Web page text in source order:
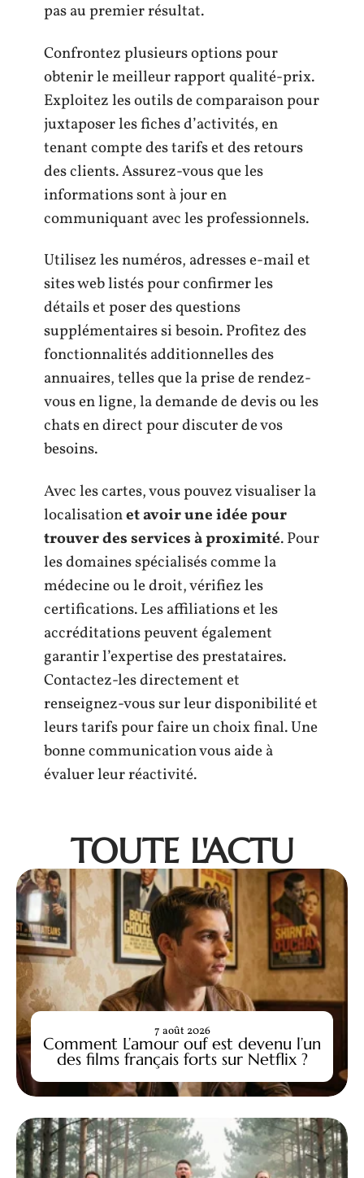
pas au premier résultat.
Confrontez plusieurs options pour
obtenir le meilleur rapport qualité-prix.
Exploitez les outils de comparaison pour
juxtaposer les fiches d’activités, en
tenant compte des tarifs et des retours
des clients. Assurez-vous que les
informations sont à jour en
communiquant avec les professionnels.
Utilisez les numéros, adresses e-mail et
sites web listés pour confirmer les
détails et poser des questions
supplémentaires si besoin. Profitez des
fonctionnalités additionnelles des
annuaires, telles que la prise de rendez-
vous en ligne, la demande de devis ou les
chats en direct pour discuter de vos
besoins.
Avec les cartes, vous pouvez visualiser la
localisationet avoir une idée pour
trouver des services à proximité. Pour
les domaines spécialisés comme la
médecine ou le droit, vérifiez les
certifications. Les affiliations et les
accréditations peuvent également
garantir l’expertise des prestataires.
Contactez-les directement et
renseignez-vous sur leur disponibilité et
leurs tarifs pour faire un choix final. Une
bonne communication vous aide à
évaluer leur réactivité.
TOUTE L'ACTU
Comment L’amour ouf est devenu l’un
des films français forts sur Netflix ?
7 août 2026